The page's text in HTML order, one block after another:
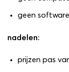
geen
nadelen:
prijzen pas